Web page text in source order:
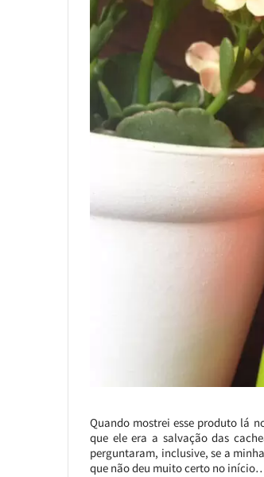
Quando mostrei esse produto lá
que ele era a salvação das
perguntaram, inclusive, se a
que não deu muito certo no